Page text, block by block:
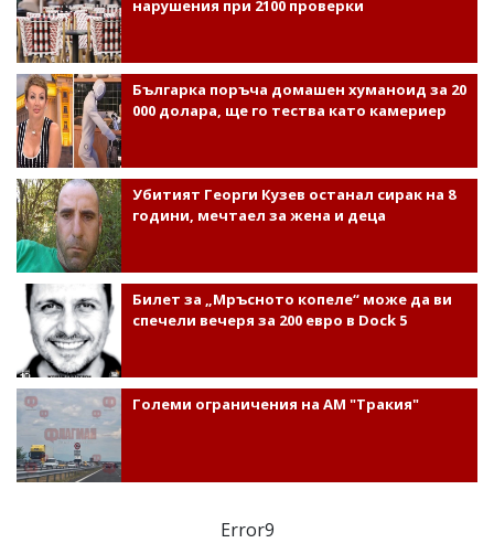
нарушения при 2100 проверки
Българка поръча домашен хуманоид за 20
000 долара, ще го тества като камериер
Убитият Георги Кузев останал сирак на 8
години, мечтаел за жена и деца
Билет за „Мръсното копеле“ може да ви
спечели вечеря за 200 евро в Dock 5
Големи ограничения на АМ "Тракия"
Error9